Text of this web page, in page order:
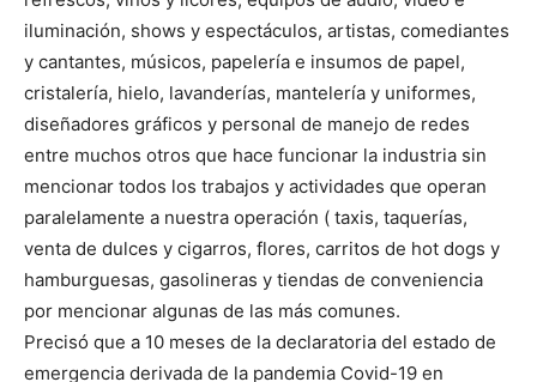
iluminación, shows y espectáculos, artistas, comediantes
y cantantes, músicos, papelería e insumos de papel,
cristalería, hielo, lavanderías, mantelería y uniformes,
diseñadores gráficos y personal de manejo de redes
entre muchos otros que hace funcionar la industria sin
mencionar todos los trabajos y actividades que operan
paralelamente a nuestra operación ( taxis, taquerías,
venta de dulces y cigarros, flores, carritos de hot dogs y
hamburguesas, gasolineras y tiendas de conveniencia
por mencionar algunas de las más comunes.
Precisó que a 10 meses de la declaratoria del estado de
emergencia derivada de la pandemia Covid-19 en